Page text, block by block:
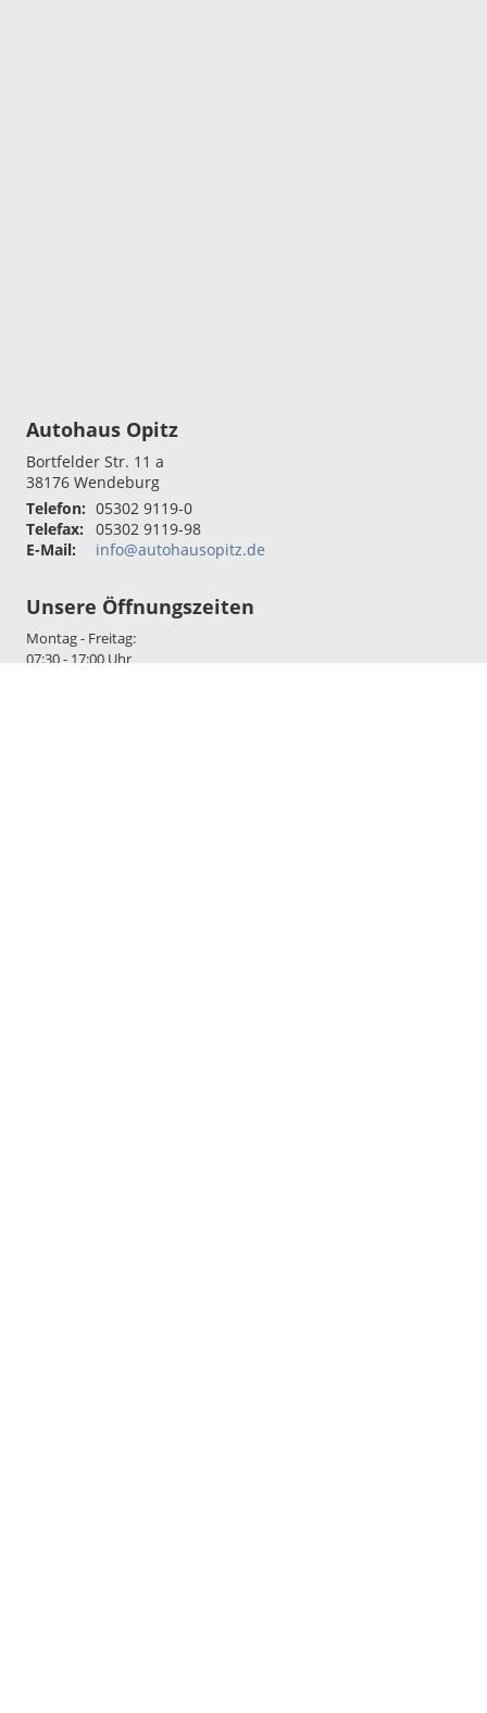
Autohaus Opitz
Bortfelder Str. 11 a
38176 Wendeburg
Telefon: 05302 9119-0
Telefax:
05302 9119-98
E-Mail:
info@autohausopitz.de
Unsere Öffnungszeiten
Montag - Freitag:
07:30 - 17:00 Uhr